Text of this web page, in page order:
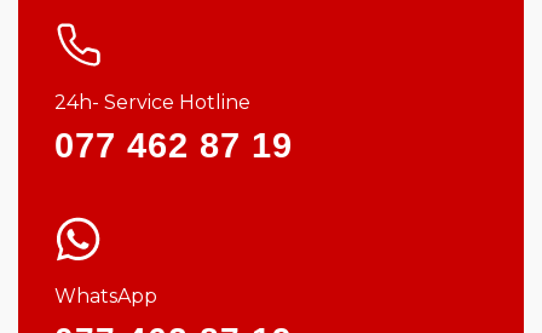
24h- Service Hotline
077 462 87 19
WhatsApp